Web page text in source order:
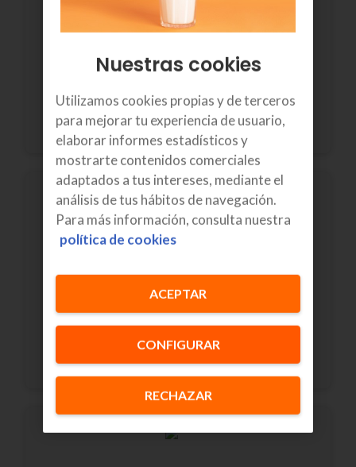
Navegarás más rápido
que con el 4G. De esta forma, disfrutarás de
streaming, descargar apps o compartir
contenidos.
Tendrás más cobertura
lo que significa que también tendrás más
cobertura móvil. Además, en aquellos lugares con
muchas gente, podrás navegar a máxima
velocidad.
Nuestras cookies
Utilizamos cookies propias y de terceros
para mejorar tu experiencia de usuario,
elaborar informes estadísticos y
mostrarte contenidos comerciales
adaptados a tus intereses, mediante el
análisis de tus hábitos de navegación.
Para más información, consulta nuestra
política de cookies
CONFIGURAR
RECHAZAR
ACEPTAR